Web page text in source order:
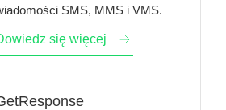
SMS, MMS i VMS.
się więcej